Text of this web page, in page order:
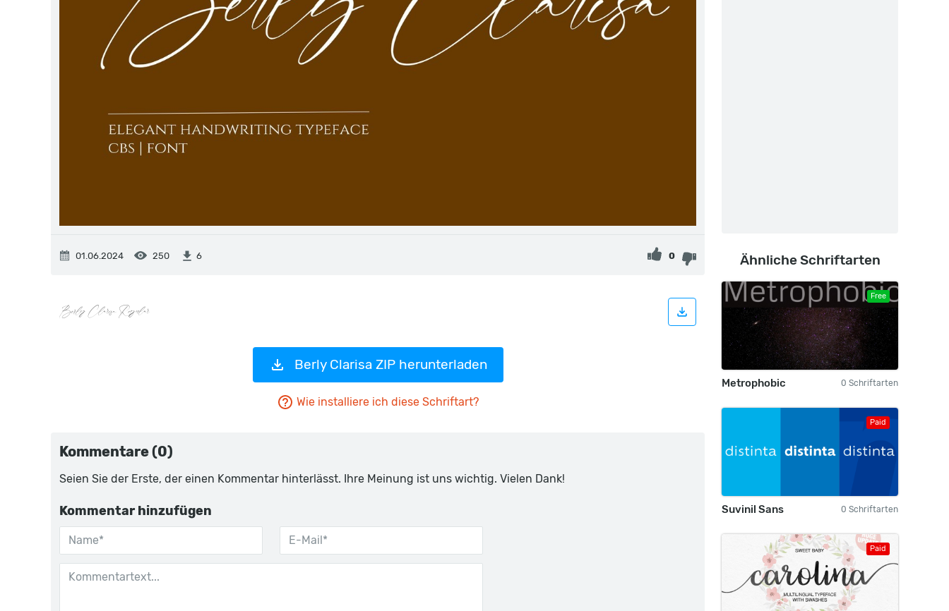
01.06.2024 250 6 0
Berly Clarisa ZIP herunterladen
Wie installiere ich diese Schriftart?
Kommentare (0)
Seien Sie der Erste, der einen Kommentar hinterlässt. Ihre Meinung ist uns wichtig. Vielen Dank!
Kommentar hinzufügen
Ähnliche Schriftarten
Free
Metrophobic 0 Schriftarten
Paid
Suvinil Sans 0 Schriftarten
Paid